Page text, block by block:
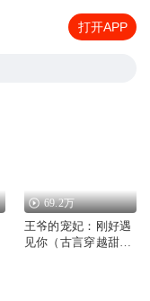
打开APP
69.2万
王爷的宠妃：刚好遇
见你（古言穿越甜宠